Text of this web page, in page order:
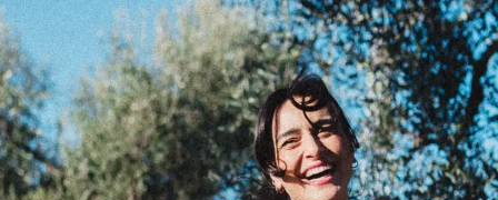
(0)
MENU